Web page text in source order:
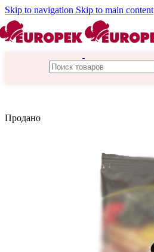
Skip to navigation Skip to main content
Продано